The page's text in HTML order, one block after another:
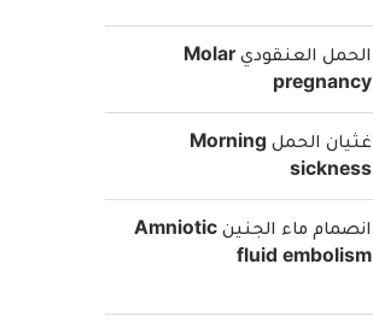
الحمل العنقودي Molar
pregnancy
غثيان الحمل Morning
sickness
انصمام ماء الجنين Amniotic
fluid embolism